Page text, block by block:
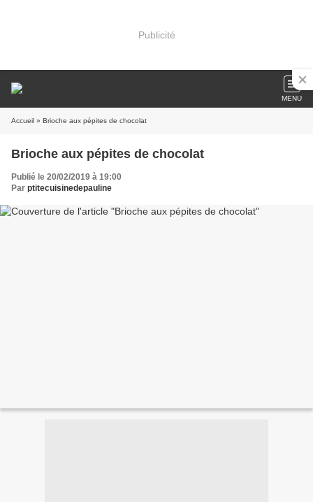
Publicité
MENU
Accueil » Brioche aux pépites de chocolat
Brioche aux pépites de chocolat
Publié le 20/02/2019 à 19:00
Par ptitecuisinedepauline